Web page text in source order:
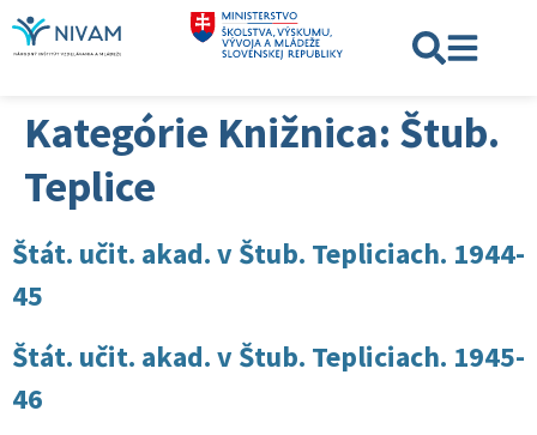
Kategórie Knižnica: Štub.
Teplice
Štát. učit. akad. v Štub. Tepliciach. 1944-
45
Štát. učit. akad. v Štub. Tepliciach. 1945-
46